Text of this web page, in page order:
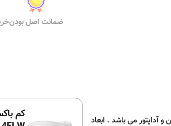
ضمانت اصل بودن
آداپتور می باشد . ابعاد